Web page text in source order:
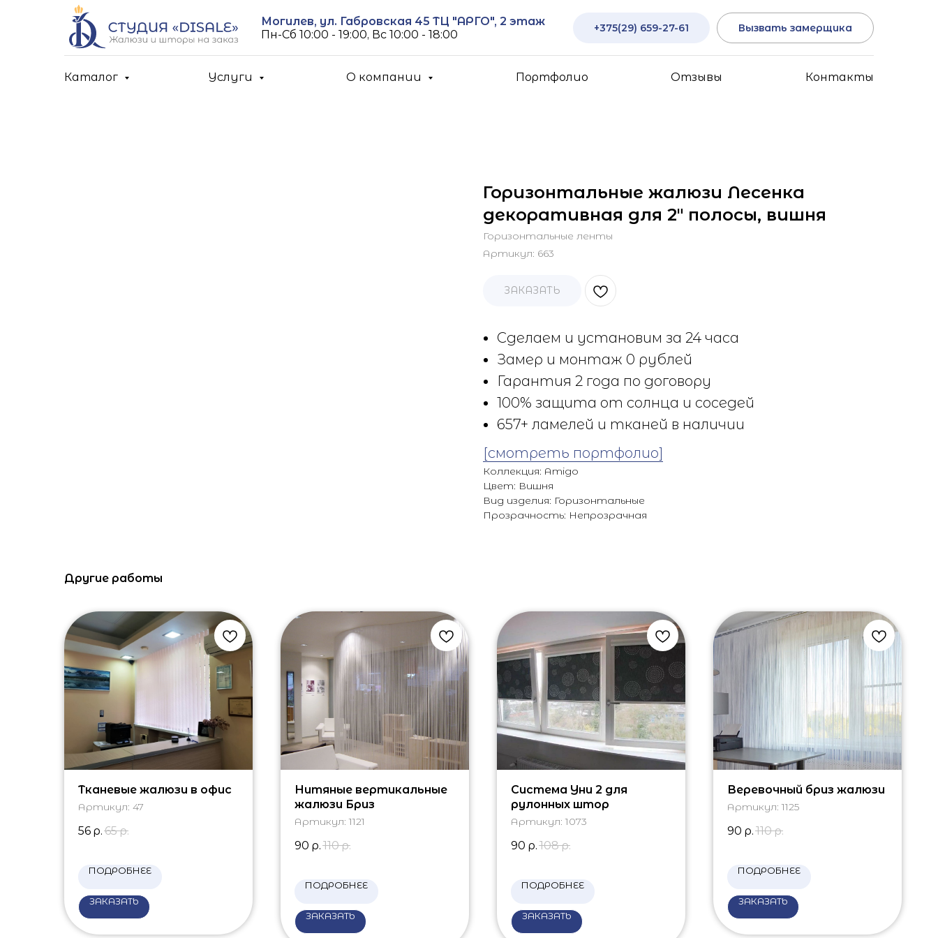
Могилев, ул. Габровская 45 ТЦ "АРГО", 2 этаж
Пн-Cб 10:00 - 19:00, Вс 10:00 - 18:00
+375(29) 659-27-61 Вызвать замерщика
Каталог Услуги О компании Портфолио Отзывы Контакты
Горизонтальные жалюзи Лесенка
декоративная для 2" полосы, вишня
Горизонтальные ленты
Артикул: 663
ЗАКАЗАТЬ
Сделаем и установим за 24 часа
Замер и монтаж 0 рублей
Гарантия 2 года по договору
100% защита от солнца и соседей
657+ ламелей и тканей в наличии
[смотреть портфолио]
Коллекция: Amigo
Цвет: Вишня
Вид изделия: Горизонтальные
Прозрачность: Непрозрачная
Другие работы
Тканевые жалюзи в офис
Артикул: 47
56 р. 65 р.
ПОДРОБНЕЕ
ЗАКАЗАТЬ
Нитяные вертикальные
жалюзи Бриз
Артикул: 1121
90 р. 110 р.
ПОДРОБНЕЕ
ЗАКАЗАТЬ
Система Уни 2 для
рулонных штор
Артикул: 1073
90 р. 108 р.
ПОДРОБНЕЕ
ЗАКАЗАТЬ
Веревочный бриз жалюзи
Артикул: 1125
90 р. 110 р.
ПОДРОБНЕЕ
ЗАКАЗАТЬ